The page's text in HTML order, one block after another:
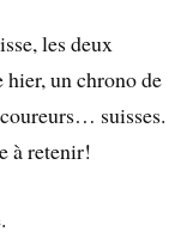
les deux
hier, un chrono de
suisses.
à retenir!